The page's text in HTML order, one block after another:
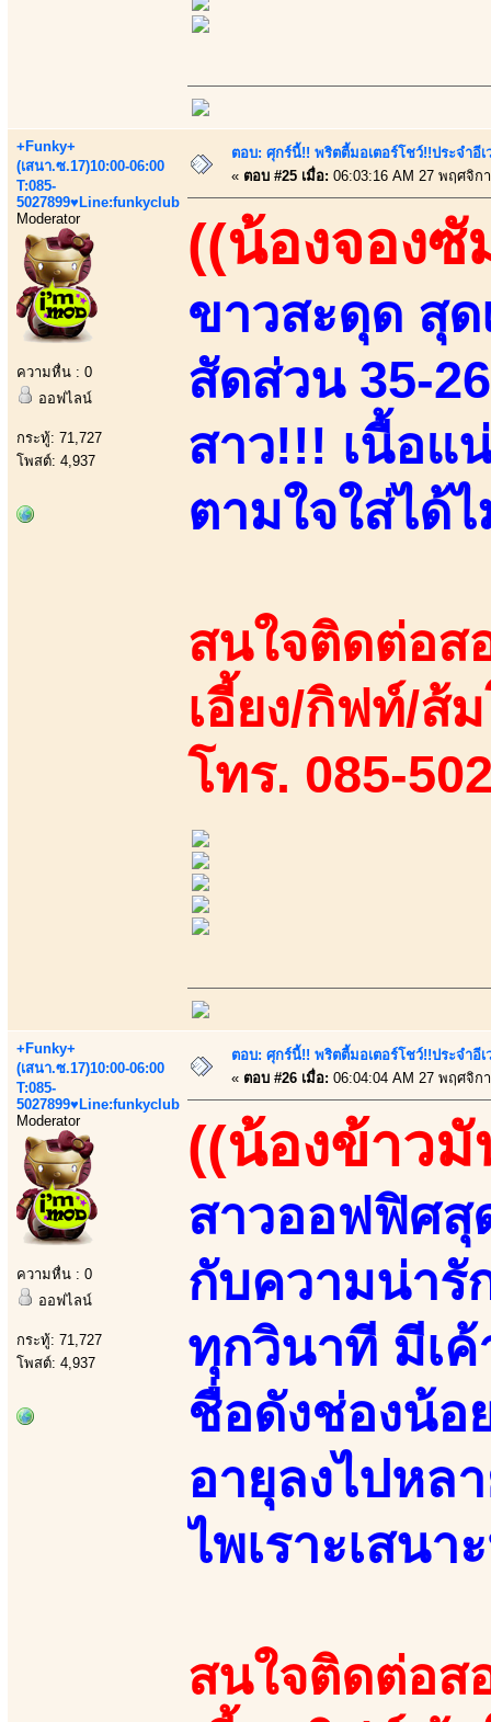
+Funky+
(เสนา.ซ.17)10:00-06:00
T:085-
5027899♥Line:funkyclub
Moderator
ความหื่น : 0
ออฟไลน์
กระทู้: 71,727
โพสต์: 4,937
ตอบ: ศุกร์นี้!! พริตตี้มอเตอร์โชว์!!ประจำอี
« ตอบ #25 เมื่อ: 06:03:16 AM 27 พฤศจิก
((น้องจองซั
ขาวสะดุด สุด
สัดส่วน 35-
สาว!!! เนื้อ
ตามใจใส่ได้
สนใจติดต่อส
เอี้ยง/กิฟท์/ส้
โทร. 085-
+Funky+
(เสนา.ซ.17)10:00-06:00
T:085-
5027899♥Line:funkyclub
Moderator
ความหื่น : 0
ออฟไลน์
กระทู้: 71,727
โพสต์: 4,937
ตอบ: ศุกร์นี้!! พริตตี้มอเตอร์โชว์!!ประจำอี
« ตอบ #26 เมื่อ: 06:04:04 AM 27 พฤศจิก
((น้องข้าวมั
สาวออฟฟิศสุ
กับความน่ารั
ทุกวินาที มีเ
ชื่อดังช่องน้อ
อายุลงไปหล
ไพเราะเสนา
สนใจติดต่อส